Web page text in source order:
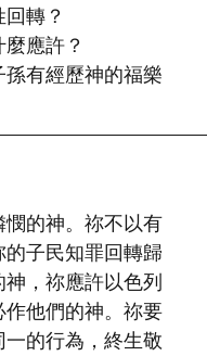
轉？
應許？
有經歷神的福樂
的神。祢不以有
子民知罪回轉歸
，祢應許以色列
他們的神。祢要
的行為，終生敬